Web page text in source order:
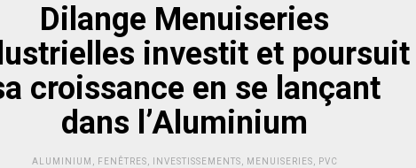
Dilange Menuiseries
investit et poursuit
croissance en se lançant
dans l’Aluminium
ALUMINIUM FENÊTRES INVESTISSEMENTS MENUISERIES PVC